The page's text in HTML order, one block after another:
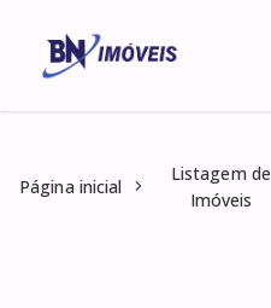
Página inicial
Listagem de
Imóveis